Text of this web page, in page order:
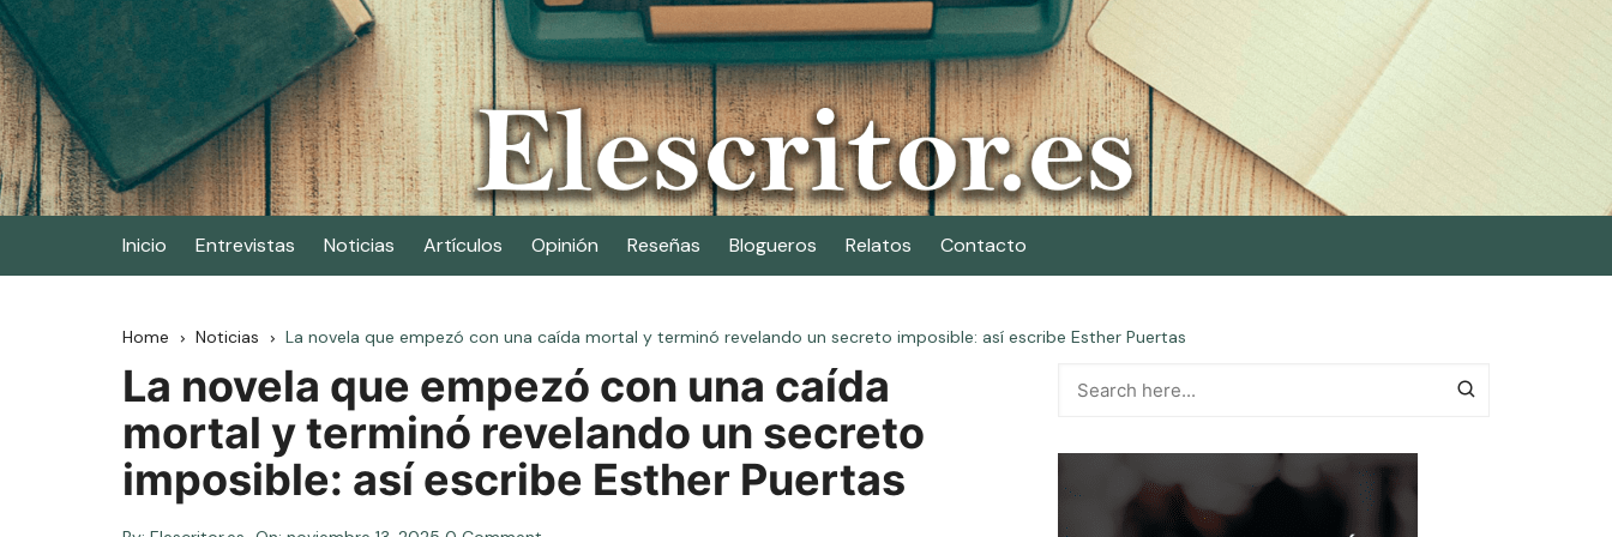
Skip
to
content
Elescritor.es
El periódico digital de los escritores
Inicio Entrevistas Noticias Artículos Opinión Reseñas Blogueros Relatos Contacto
Home Noticias La novela que empezó con una caída mortal y terminó revelando un secreto imposible: así escribe Esther Puertas
La novela que empezó con una caída
mortal y terminó revelando un secreto
imposible: así escribe Esther Puertas